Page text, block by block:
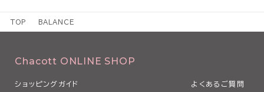
TOP BALANCE
Chacott ONLINE SHOP
ショッピングガイド よくあるご質問